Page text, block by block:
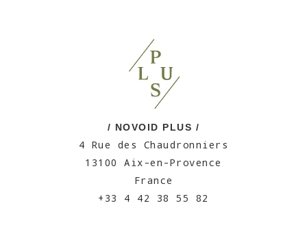
/ NOVOID PLUS /
4 Rue des Chaudronniers
13100 Aix-en-Provence
France
+33 4 42 38 55 82